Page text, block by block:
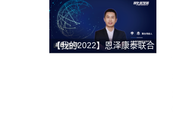
细琢，以客户应用场景为核
心，用特色服务提供基因捕
获整体解决方案
【我的2022】恩泽康泰联合